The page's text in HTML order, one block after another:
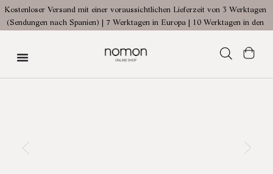
Offizieller von
Kostenloser Versand mit einer voraussichtlichen Lieferzeit von 3 Werktagen
(Sendungen nach Spanien) | 7 Werktagen in Europa | 10 Werktagen in den